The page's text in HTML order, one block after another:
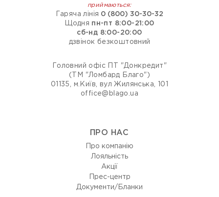
приймаються:
Гаряча лінія 0 (800) 30-30-32
Щодня пн-пт 8:00-21:00
сб-нд 8:00-20:00
дзвінок безкоштовний
Головний офіс ПТ "Донкредит"
(ТМ "Ломбард Благо")
01135, м.Київ, вул Жилянська, 101
office@blago.ua
ПРО НАС
Про компанію
Лояльність
Акції
Прес-центр
Документи/Бланки